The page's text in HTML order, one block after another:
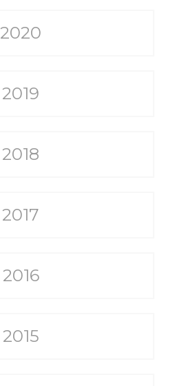
2020
2019
2018
2017
2016
2015